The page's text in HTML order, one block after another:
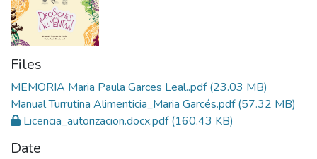
Files
MEMORIA Maria Paula Garces Leal..pdf(23.03 MB)
Manual Turrutina Alimenticia_Maria Garcés.pdf(57.32 MB)
Licencia_autorizacion.docx.pdf(160.43 KB)
Date